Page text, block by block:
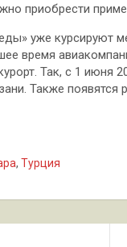
приобрести
уже курсируют
время
Так, с 1 июня
Также появятся
, Турция